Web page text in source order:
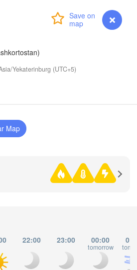
myVentusky Forecast
Yekaterinburg (UTC+5)
Map
22:00 23:00 00:00
tomorrow
Сургут